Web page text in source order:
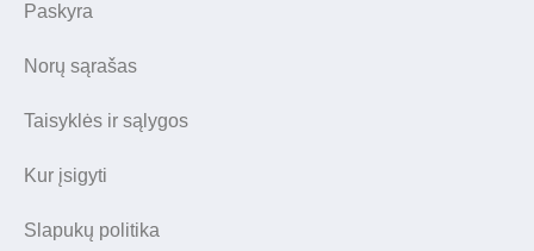
Paskyra
Norų sąrašas
Taisyklės ir sąlygos
Kur įsigyti
Slapukų politika